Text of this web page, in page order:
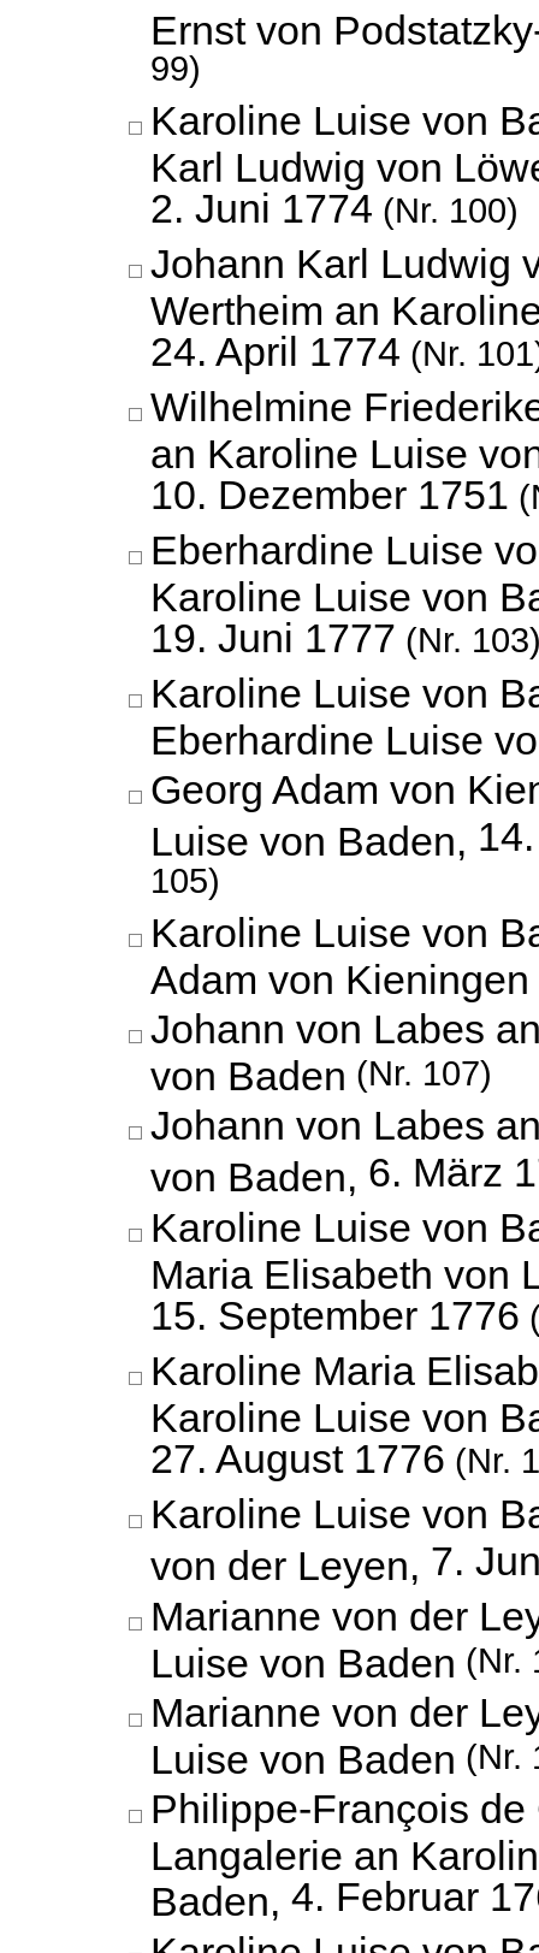
Ernst von
99)
Karoline Luise von
Karl Ludwig von
2. Juni 1774 (Nr. 100)
Johann Karl Ludwig
Wertheim an
24. April 1774 (Nr.
Wilhelmine
an Karoline Luise
10. Dezember 1751
Eberhardine Luise
Karoline Luise von
19. Juni 1777 (Nr.
Karoline Luise von
Eberhardine Luise
Georg Adam von
Luise von Baden,
105)
Karoline Luise von
Adam von Kieningen
Johann von Labes
von Baden (Nr. 107)
Johann von Labes
von Baden, 6. März
Karoline Luise von
Maria Elisabeth von
15. September 1776
Karoline Maria
Karoline Luise von
27. August 1776 (Nr.
Karoline Luise von
von der Leyen, 7.
Marianne von der
Luise von Baden (Nr.
Marianne von der
Luise von Baden (Nr.
Philippe-François de
Langalerie an
Baden, 4. Februar